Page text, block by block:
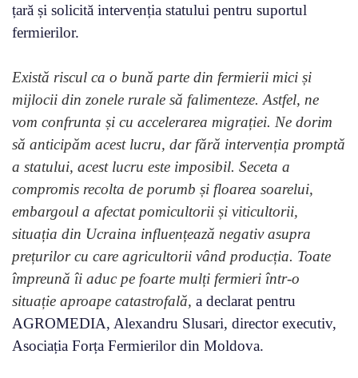
țară și solicită intervenția statului pentru suportul
fermierilor.
Există riscul ca o bună parte din fermierii mici și
mijlocii din zonele rurale să falimenteze. Astfel, ne
vom confrunta și cu accelerarea migrației. Ne dorim
să anticipăm acest lucru, dar fără intervenția promptă
a statului, acest lucru este imposibil. Seceta a
compromis recolta de porumb și floarea soarelui,
embargoul a afectat pomicultorii și viticultorii,
situația din Ucraina influențează negativ asupra
prețurilor cu care agricultorii vând producția. Toate
împreună îi aduc pe foarte mulți fermieri într-o
situație aproape catastrofală, a declarat pentru
AGROMEDIA, Alexandru Slusari, director executiv,
Asociația Forța Fermierilor din Moldova.